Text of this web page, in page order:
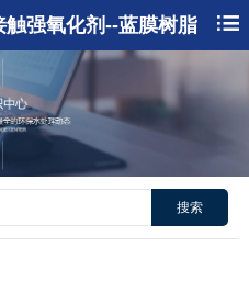
强氧化剂--蓝膜树脂
搜索